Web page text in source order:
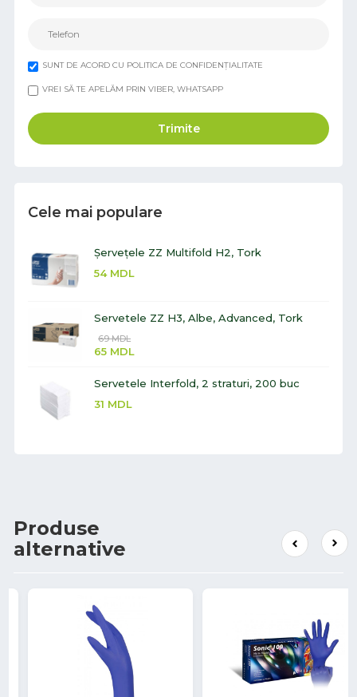
SUNT DE ACORD CU POLITICA DE CONFIDENȚIALITATE
VREI SĂ TE APELĂM PRIN VIBER, WHATSAPP
Trimite
Cele mai populare
Șervețele ZZ Multifold H2, Tork
54 MDL
Servetele ZZ H3, Albe, Advanced, Tork
69MDL
65 MDL
Servetele Interfold, 2 straturi, 200 buc
31 MDL
Produse
alternative